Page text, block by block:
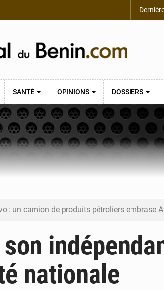
SANTÉ OPINIONS DOSSIERS
: un camion de produits pétroliers embrase
inspecte le chantier du siège de
scellent un partenariat inédit
nationale